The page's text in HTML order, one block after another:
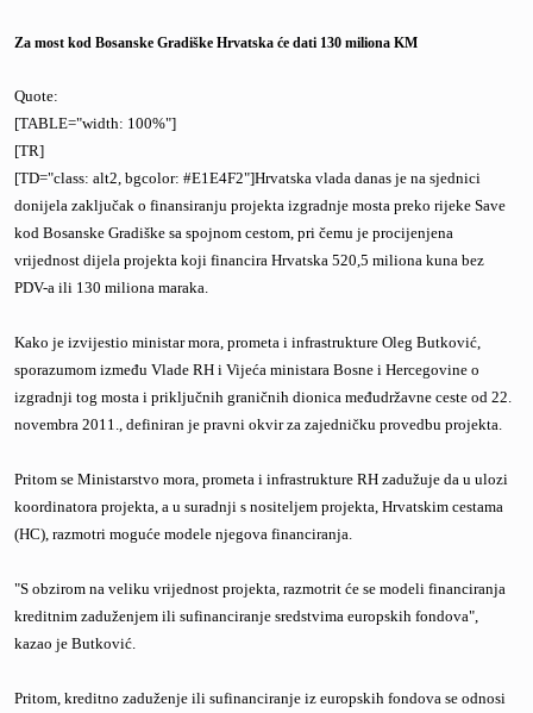
Za most kod Bosanske Gradiške Hrvatska će dati 130 miliona KM
Quote:
[TABLE="width: 100%"]
[TR]
[TD="class: alt2, bgcolor: #E1E4F2"]Hrvatska vlada danas je na sjednici
donijela zaključak o finansiranju projekta izgradnje mosta preko rijeke Save
kod Bosanske Gradiške sa spojnom cestom, pri čemu je procijenjena
vrijednost dijela projekta koji financira Hrvatska 520,5 miliona kuna bez
PDV-a ili 130 miliona maraka.
Kako je izvijestio ministar mora, prometa i infrastrukture Oleg Butković,
sporazumom između Vlade RH i Vijeća ministara Bosne i Hercegovine o
izgradnji tog mosta i priključnih graničnih dionica međudržavne ceste od 22.
novembra 2011., definiran je pravni okvir za zajedničku provedbu projekta.
Pritom se Ministarstvo mora, prometa i infrastrukture RH zadužuje da u ulozi
koordinatora projekta, a u suradnji s nositeljem projekta, Hrvatskim cestama
(HC), razmotri moguće modele njegova financiranja.
"S obzirom na veliku vrijednost projekta, razmotrit će se modeli financiranja
kreditnim zaduženjem ili sufinanciranje sredstvima europskih fondova",
kazao je Butković.
Pritom, kreditno zaduženje ili sufinanciranje iz europskih fondova se odnosi